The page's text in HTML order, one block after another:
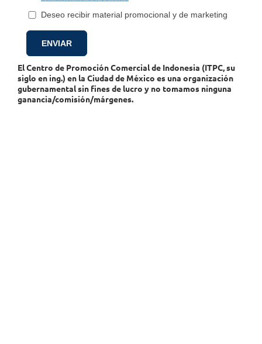
Deseo recibir material promocional y de marketing
El Centro de Promoción Comercial de Indonesia (ITPC, su
siglo en ing.) en la Ciudad de México es una organización
gubernamental sin fines de lucro y no tomamos ninguna
ganancia/comisión/márgenes.